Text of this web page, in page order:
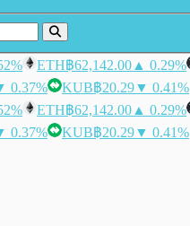
ETH฿62,142.00 ▲ 0.29%
0.37% KUB฿20.29▼ 0.41%
ETH฿62,142.00 ▲ 0.29%
0.37% KUB฿20.29▼ 0.41%